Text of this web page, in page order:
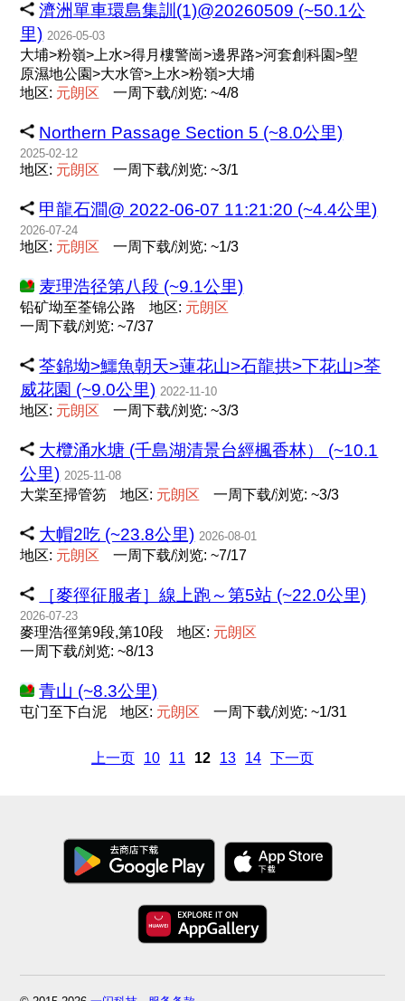
濟洲單車環島集訓(1)@20260509 (~50.1公
里) 2026-05-03
大埔>粉嶺>上水>得月樓警崗>邊界路>河套創科園>塱
原濕地公園>大水管>上水>粉嶺>大埔
地区: 元朗 区 一周下载/浏览: ~4/8
Northern Passage Section 5 (~8.0公里)
2025-02-12
地区: 元朗 区 一周下载/浏览: ~3/1
甲龍石澗@ 2022-06-07 11:21:20 (~4.4公里)
2026-07-24
地区: 元朗 区 一周下载/浏览: ~1/3
麦理浩径第八段 (~9.1公里)
铅矿坳至荃锦公路 地区: 元朗 区
一周下载/浏览: ~7/37
荃錦坳>鱷魚朝天>蓮花山>石龍拱>下花山>荃
威花園 (~9.0公里) 2022-11-10
地区: 元朗 区 一周下载/浏览: ~3/3
大欖涌水塘 (千島湖清景台經楓香林） (~10.1
公里) 2025-11-08
大棠至掃管笏 地区: 元朗 区 一周下载/浏览: ~3/3
大帽2吃 (~23.8公里) 2026-08-01
地区: 元朗 区 一周下载/浏览: ~7/17
［麥徑征服者］線上跑～第5站 (~22.0公里)
2026-07-23
麥理浩徑第9段,第10段 地区: 元朗 区
一周下载/浏览: ~8/13
青山 (~8.3公里)
屯门至下白泥 地区: 元朗 区 一周下载/浏览: ~1/31
上一页 10 11 12 13 14 下一页